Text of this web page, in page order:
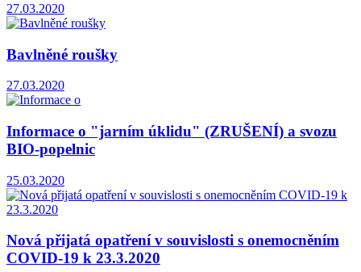
27.03.2020
Bavlněné roušky
27.03.2020
Informace o "jarním úklidu" (ZRUŠENÍ) a svozu
BIO-popelnic
25.03.2020
Nová přijatá opatření v souvislosti s onemocněním
COVID-19 k 23.3.2020